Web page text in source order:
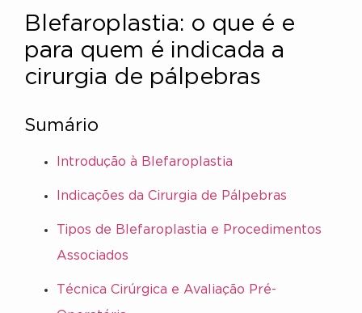
Blefaroplastia: o que é e
para quem é indicada a
cirurgia de pálpebras
Sumário
Introdução à Blefaroplastia
Indicações da Cirurgia de Pálpebras
Tipos de Blefaroplastia e Procedimentos
Associados
Técnica Cirúrgica e Avaliação Pré-